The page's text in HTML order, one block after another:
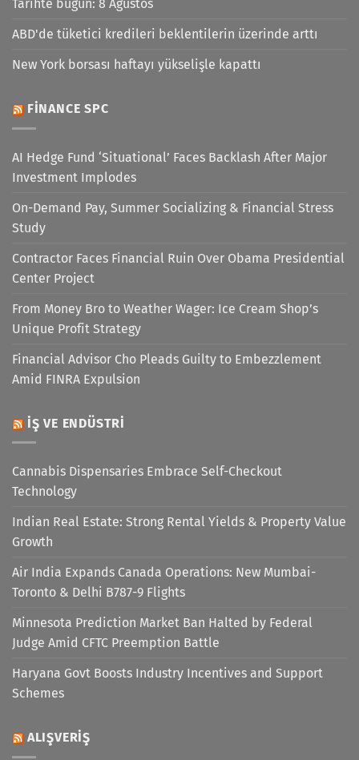
Tarihte bugün: 8 Ağustos
ABD'de tüketici kredileri beklentilerin üzerinde arttı
New York borsası haftayı yükselişle kapattı
FINANCE SPC
AI Hedge Fund ‘Situational’ Faces Backlash After Major
Investment Implodes
On-Demand Pay, Summer Socializing & Financial Stress
Study
Contractor Faces Financial Ruin Over Obama Presidential
Center Project
From Money Bro to Weather Wager: Ice Cream Shop’s
Unique Profit Strategy
Financial Advisor Cho Pleads Guilty to Embezzlement
Amid FINRA Expulsion
İŞ VE ENDÜSTRI
Cannabis Dispensaries Embrace Self-Checkout
Technology
Indian Real Estate: Strong Rental Yields & Property Value
Growth
Air India Expands Canada Operations: New Mumbai-
Toronto & Delhi B787-9 Flights
Minnesota Prediction Market Ban Halted by Federal
Judge Amid CFTC Preemption Battle
Haryana Govt Boosts Industry Incentives and Support
Schemes
ALIŞVERIŞ